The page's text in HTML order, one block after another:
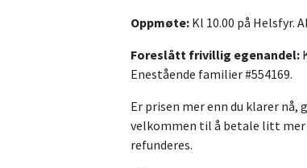
Oppmøte: Kl 10.00 på Helsfyr.
Foreslått frivillig egenandel:
Enestående familier #554169.
Er prisen mer enn du klarer
velkommen til å betale litt mer
refunderes.